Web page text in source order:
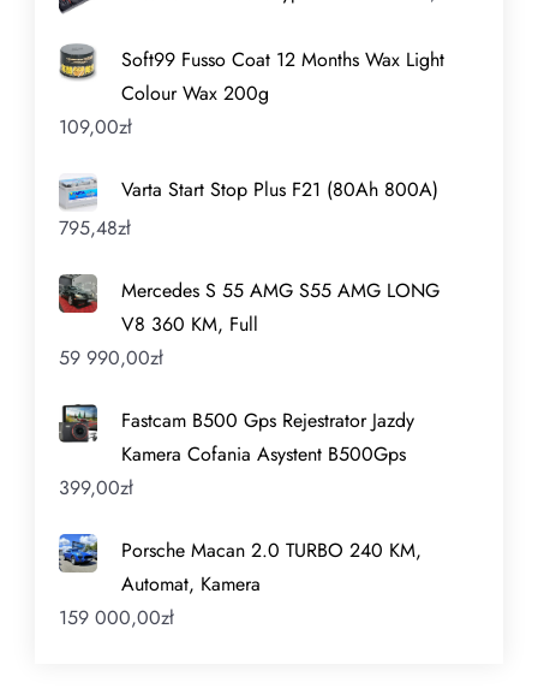
Soft99 Fusso Coat 12 Months Wax Light
Colour Wax 200g
109,00zł
Varta Start Stop Plus F21 (80Ah 800A)
795,48zł
Mercedes S 55 AMG S55 AMG LONG
V8 360 KM, Full
59 990,00zł
Fastcam B500 Gps Rejestrator Jazdy
Kamera Cofania Asystent B500Gps
399,00zł
Porsche Macan 2.0 TURBO 240 KM,
Automat, Kamera
159 000,00zł